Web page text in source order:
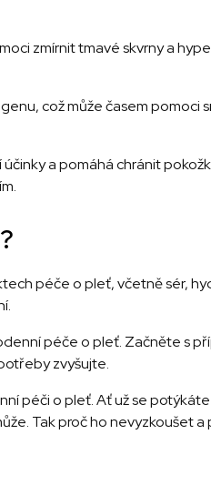
zmírnit tmavé skvrny a
což může časem pomoci
účinky a pomáhá chránit
péče o pleť, včetně sér,
péče o pleť. Začněte s
zvyšujte.
péči o pleť. Ať už se
Tak proč ho nevyzkoušet a